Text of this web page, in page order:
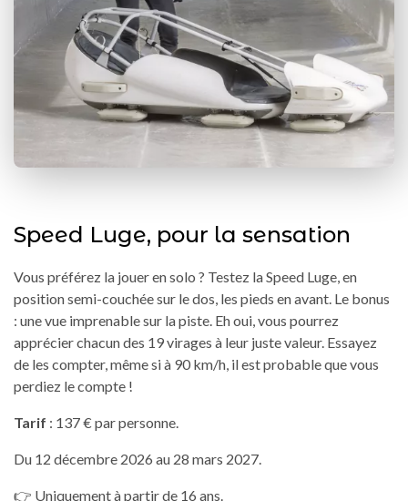
Speed Luge, pour la sensation
Vous préférez la jouer en solo ? Testez la Speed Luge, en
position semi-couchée sur le dos, les pieds en avant. Le bonus
: une vue imprenable sur la piste. Eh oui, vous pourrez
apprécier chacun des 19 virages à leur juste valeur. Essayez
de les compter, même si à 90 km/h, il est probable que vous
perdiez le compte !
Tarif : 137 € par personne.
Du 12 décembre 2026 au 28 mars 2027.
👉 Uniquement à partir de 16 ans.